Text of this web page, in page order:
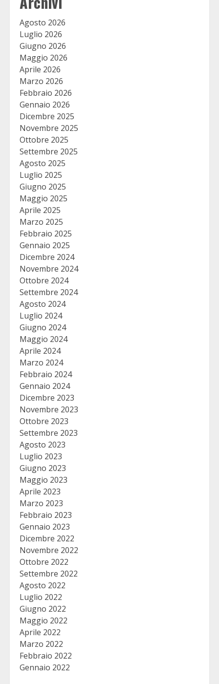
Agosto 2026
Luglio 2026
Giugno 2026
Maggio 2026
Aprile 2026
Marzo 2026
Febbraio 2026
Gennaio 2026
Dicembre 2025
Novembre 2025
Ottobre 2025
Settembre 2025
Agosto 2025
Luglio 2025
Giugno 2025
Maggio 2025
Aprile 2025
Marzo 2025
Febbraio 2025
Gennaio 2025
Dicembre 2024
Novembre 2024
Ottobre 2024
Settembre 2024
Agosto 2024
Luglio 2024
Giugno 2024
Maggio 2024
Aprile 2024
Marzo 2024
Febbraio 2024
Gennaio 2024
Dicembre 2023
Novembre 2023
Ottobre 2023
Settembre 2023
Agosto 2023
Luglio 2023
Giugno 2023
Maggio 2023
Aprile 2023
Marzo 2023
Febbraio 2023
Gennaio 2023
Dicembre 2022
Novembre 2022
Ottobre 2022
Settembre 2022
Agosto 2022
Luglio 2022
Giugno 2022
Maggio 2022
Aprile 2022
Marzo 2022
Febbraio 2022
Gennaio 2022